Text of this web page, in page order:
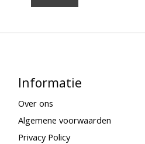
Informatie
Over ons
Algemene voorwaarden
Privacy Policy